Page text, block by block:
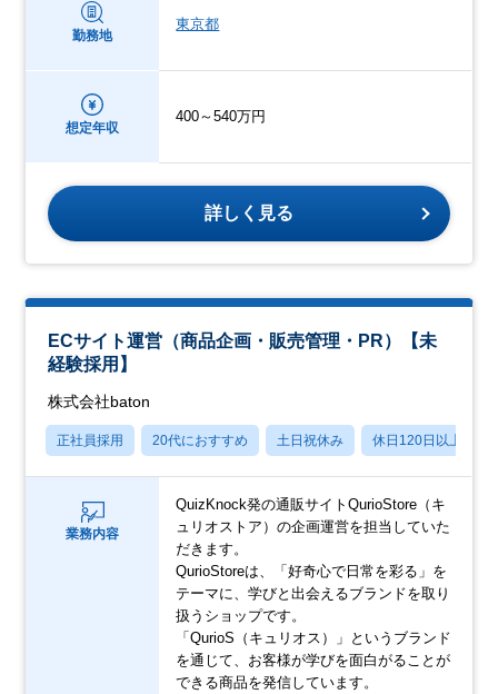
勤務地
東京都
想定年収
400～540万円
詳しく見る
ECサイト運営（商品企画・販売管理・PR）【未
経験採用】
株式会社baton
正社員採用 20代におすすめ 土日祝休み 休日120日以上
業務内容
QuizKnock発の通販サイトQurioStore（キ
ュリオストア）の企画運営を担当していた
だきます。
QurioStoreは、「好奇心で日常を彩る」を
テーマに、学びと出会えるブランドを取り
扱うショップです。
「QurioS（キュリオス）」というブランド
を通じて、お客様が学びを面白がることが
できる商品を発信しています。